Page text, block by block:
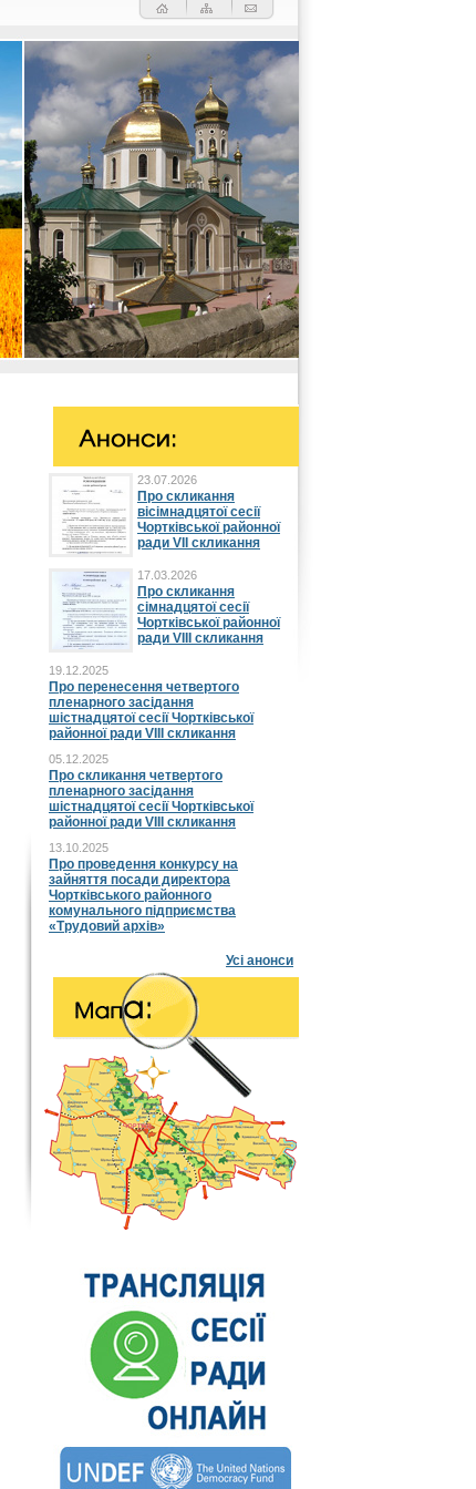
23.07.2026
Про скликання
вісімнадцятої сесії
Чортківської районної
ради VII скликання
17.03.2026
Про скликання
сімнадцятої сесії
Чортківської районної
ради VIII скликання
19.12.2025
Про перенесення четвертого
пленарного засідання
шістнадцятої сесії Чортківської
районної ради VIII скликання
05.12.2025
Про скликання четвертого
пленарного засідання
шістнадцятої сесії Чортківської
районної ради VIII скликання
13.10.2025
Про проведення конкурсу на
зайняття посади директора
Чортківського районного
комунального підприємства
«Трудовий архів»
Усі анонси